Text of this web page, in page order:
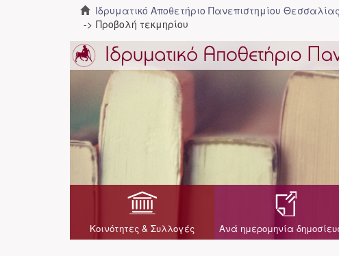
Ιδρυματικό Αποθετήριο Πανεπιστημίου Θεσσαλίας
Προβολή τεκμηρίου
Κοινότητες & Συλλογές Ανά ημερομηνία